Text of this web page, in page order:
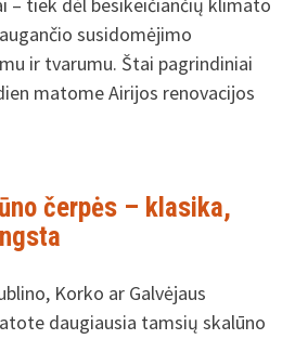
susidomėjimo
ir tvarumu. Štai pagrindiniai
matome Airijos renovacijos
čerpės – klasika,
Korko ar Galvėjaus
daugiausia tamsių skalūno